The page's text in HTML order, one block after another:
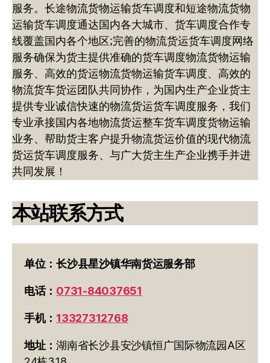
服务。长途物流货物运输货车调度和短途物流货物
运输货车调度通达国内各大城市、货车调度合作专
线覆盖国内各个地区;完善的物流货运货车调度网络
服务确保为货主提供准确的货车调度物流货物运输
服务、高效的货运物流货物运输货车调度、高效的
物流货车货运团队共同协作，为国内生产企业货主
提供专业诚信快速的物流货运货车调度服务，我们
专业承接国内各地物流货运整车货车调度货物运输
业务、帮助货主客户提升物流货运价值的现代物流
货运货车调度服务、与广大货主生产企业携手并进
共同发展！
本站联系方式
单位：长沙县星沙镇华南货运服务部
电话： 0731-84037651
手机： 13327312768
地址：湖南省长沙县安沙镇恒广国际物流园A区